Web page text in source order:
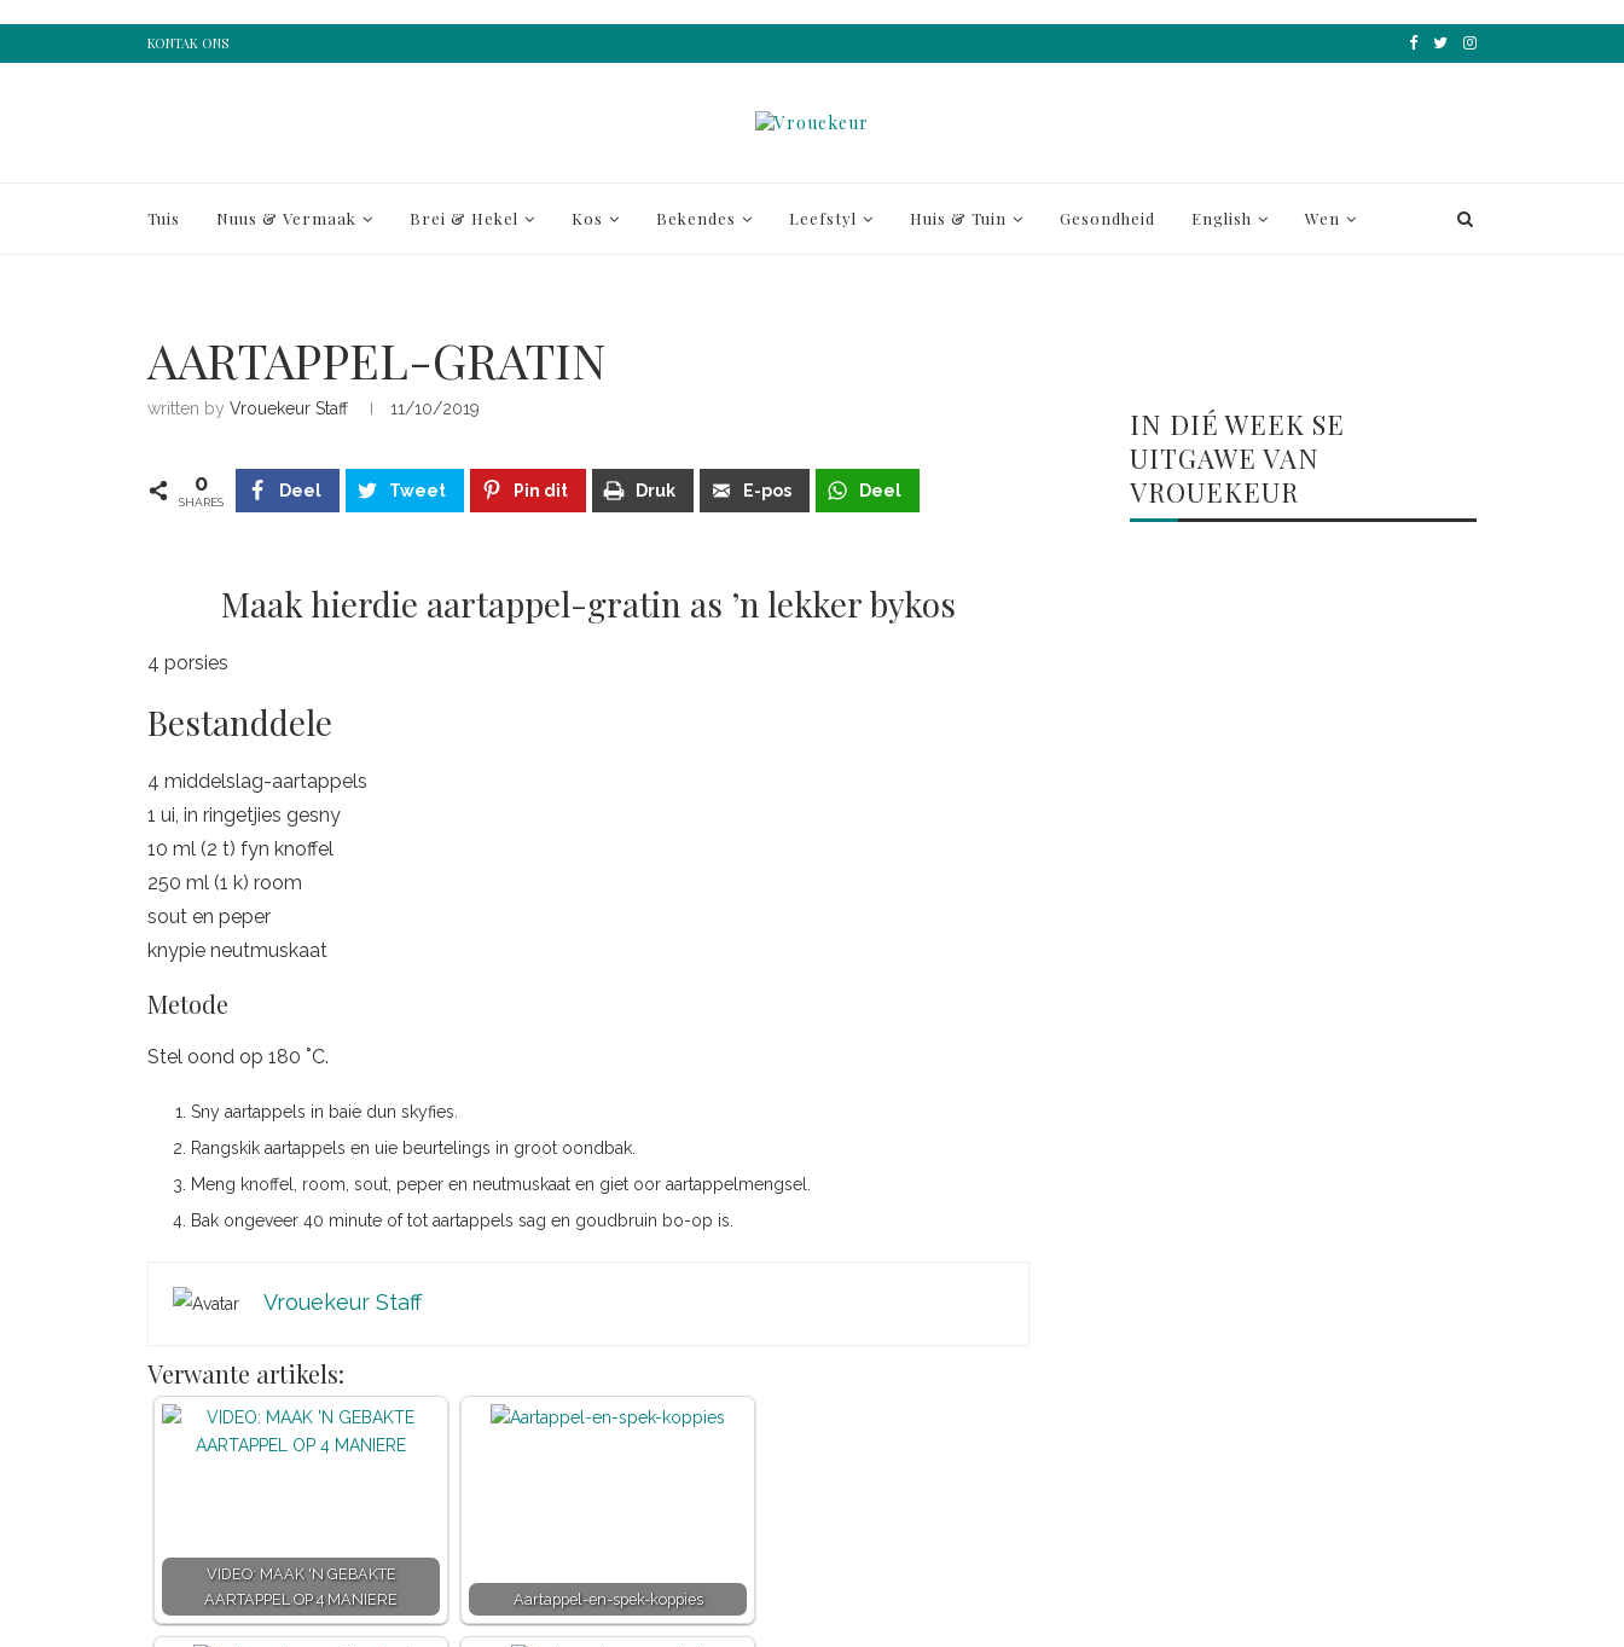
KONTAK ONS
Tuis Nuus & Vermaak Brei & Hekel Kos Bekendes Leefstyl Huis & Tuin Gesondheid English Wen
AARTAPPEL-GRATIN
written by Vrouekeur Staff 11/10/2019
0
SHARES
Deel Tweet Pin dit Druk E-pos Deel
Maak hierdie aartappel-gratin as ’n lekker bykos
4 porsies
Bestanddele
4 middelslag-aartappels
1 ui, in ringetjies gesny
10 ml (2 t) fyn knoffel
250 ml (1 k) room
sout en peper
knypie neutmuskaat
Metode
Stel oond op 180 ˚C.
Sny aartappels in baie dun skyfies.
Rangskik aartappels en uie beurtelings in groot oondbak.
Meng knoffel, room, sout, peper en neutmuskaat en giet oor aartappelmengsel.
Bak ongeveer 40 minute of tot aartappels sag en goudbruin bo-op is.
Vrouekeur Staff
Verwante artikels:
VIDEO: MAAK 'N GEBAKTE
AARTAPPEL OP 4 MANIERE
Aartappel-en-spek-koppies
IN DIÉ WEEK SE
UITGAWE VAN
VROUEKEUR